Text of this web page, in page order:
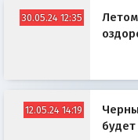
30.05.24 12:35
12.05.24 14:19